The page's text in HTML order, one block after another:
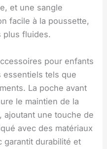
et une sangle
facile à la poussette,
plus fluides.
pour enfants
essentiels tels que
La poche avant
le maintien de la
ajoutant une touche de
avec des matériaux
garantit durabilité et